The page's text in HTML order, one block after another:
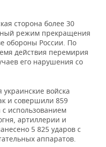
сторона более 30
режим прекращения
обороны России. По
действия перемирия
его нарушения со
украинские войска
и совершили 859
с использованием
артиллерии и
5 825 ударов с
аппаратов.